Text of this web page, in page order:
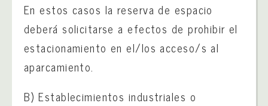
En estos casos la reserva de espacio
deberá solicitarse a efectos de prohibir el
estacionamiento en el/los acceso/s al
aparcamiento.
B) Establecimientos industriales o